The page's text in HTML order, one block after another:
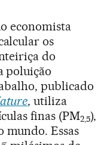
economista
os
do
poluição
publicado
, utiliza
finas (PM2,5),
mundo. Essas